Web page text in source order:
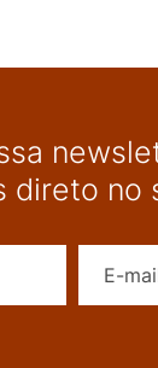
direto no